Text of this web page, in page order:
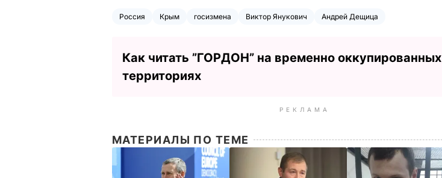
Россия Крым госизмена Виктор Янукович Андрей Дещица
Как читать ”ГОРДОН” на временно оккупированных
территориях
РЕКЛАМА
МАТЕРИАЛЫ ПО ТЕМЕ